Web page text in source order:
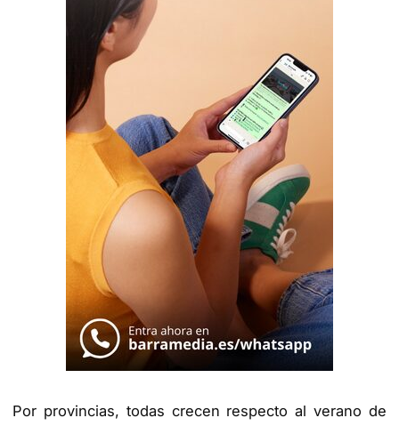
Por provincias, todas crecen respecto al verano de